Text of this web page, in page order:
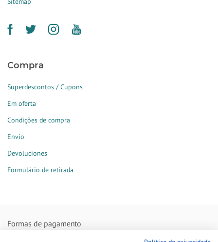
Compra
Superdescontos / Cupons
Em oferta
Condições de compra
Envio
Devoluciones
Formulário de retirada
Formas de pagamento